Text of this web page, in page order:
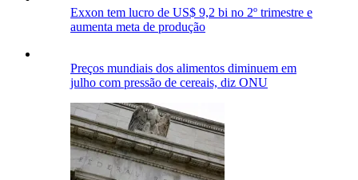
Exxon tem lucro de US$ 9,2 bi no 2º trimestre e
aumenta meta de produção
Preços mundiais dos alimentos diminuem em
julho com pressão de cereais, diz ONU